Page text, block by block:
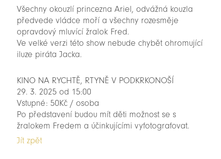
Všechny okouzlí princezna Ariel, odvážná kouzla
předvede vládce moří a všechny rozesměje
opravdový mluvící žralok Fred.
Ve velké verzi této show nebude chybět ohromující
iluze piráta Jacka.
KINO NA RYCHTĚ, RTYNĚ V PODKRKONOŠÍ
29. 3. 2025 od 15:00
Vstupné: 50Kč / osoba
Po představení budou mít děti možnost se s
žralokem Fredem a účinkujícími vyfotografovat.
Jít zpět